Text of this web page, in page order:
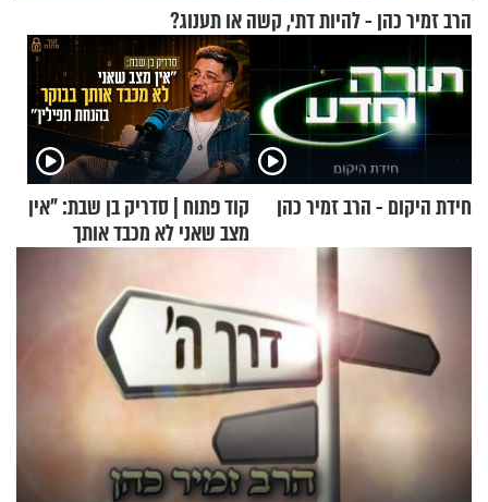
הרב זמיר כהן - להיות דתי, קשה או תענוג?
חידת היקום - הרב זמיר כהן
קוד פתוח | סדריק בן שבת: "אין
מצב שאני לא מכבד אותך